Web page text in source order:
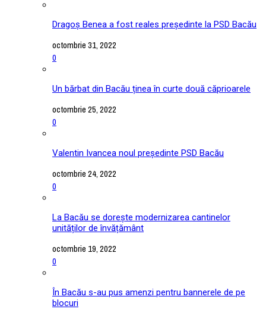
Dragoș Benea a fost reales președinte la PSD Bacău
octombrie 31, 2022
0
Un bărbat din Bacău ținea în curte două căprioarele
octombrie 25, 2022
0
Valentin Ivancea noul președinte PSD Bacău
octombrie 24, 2022
0
La Bacău se dorește modernizarea cantinelor
unităților de învățământ
octombrie 19, 2022
0
În Bacău s-au pus amenzi pentru bannerele de pe
blocuri